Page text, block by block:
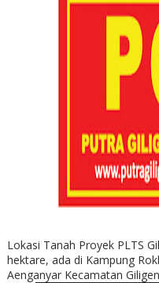
Lokasi Tanah Proyek PLTS
hektare, ada di Kampung
Aenganyar Kecamatan